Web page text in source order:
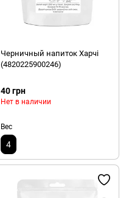
Черничный напиток Харчі
(4820225900246)
40 грн
Нет в наличии
Вес
4